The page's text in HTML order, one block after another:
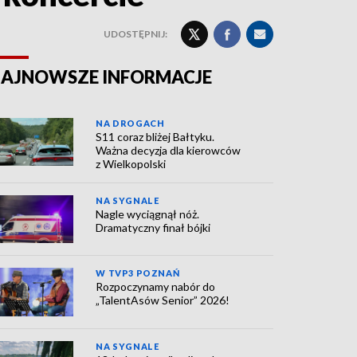
UDOSTĘPNIJ:
INFORMACJE
NA DROGACH
S11 coraz bliżej Bałtyku.
Ważna decyzja dla kierowców
z Wielkopolski
NA SYGNALE
Nagle wyciągnął nóż.
Dramatyczny finał bójki
W TVP3 POZNAŃ
Rozpoczynamy nabór do
„TalentAsów Senior” 2026!
NA SYGNALE